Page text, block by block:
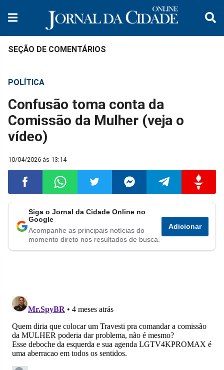
SEÇÃO DE COMENTÁRIOS
POLÍTICA
Confusão toma conta da
Comissão da Mulher (veja o
vídeo)
10/04/2026 às 13:14
Compartilhar
no
Compartilhar
no
Compartilhar
no
Compartilhar
no
Compartilhar
no
no
Siga o Jornal da Cidade Online no
Google
Acompanhe as principais notícias do
momento direto nos resultados de busca.
Adicionar